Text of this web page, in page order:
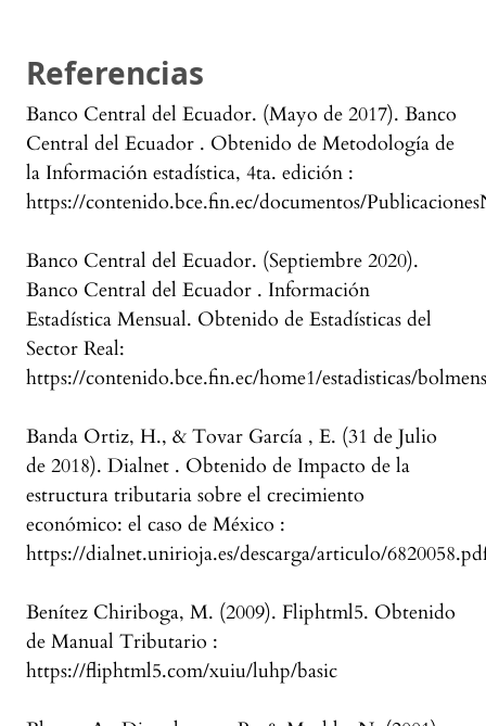
Referencias
Banco Central del Ecuador. (Mayo de 2017). Banco
Central del Ecuador . Obtenido de Metodología de
la Información estadística, 4ta. edición :
https://contenido.bce.fin.ec/documentos/
Banco Central del Ecuador. (Septiembre 2020).
Banco Central del Ecuador . Información
Estadística Mensual. Obtenido de Estadísticas del
Sector Real:
https://contenido.bce.fin.ec/home1/estadisticas/
Banda Ortiz, H., & Tovar García , E. (31 de Julio
de 2018). Dialnet . Obtenido de Impacto de la
estructura tributaria sobre el crecimiento
económico: el caso de México :
https://dialnet.unirioja.es/descarga/articulo/
Benítez Chiriboga, M. (2009). Fliphtml5. Obtenido
de Manual Tributario :
https://fliphtml5.com/xuiu/luhp/basic